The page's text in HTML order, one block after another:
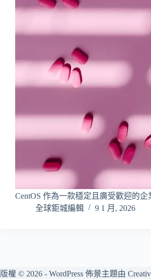
CentOS 作為一款穩定且廣受歡迎的
全球鉅城編輯
9 1 月, 2026
版權 © 2026 - WordPress 佈景主題由